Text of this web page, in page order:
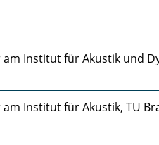
Institut für Akustik und
Institut für Akustik, TU